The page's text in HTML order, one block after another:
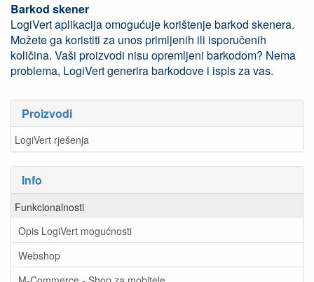
Proizvodi
LogiVert rješenja
Info
Funkcionalnosti
Opis LogiVert mogućnosti
Webshop
Barkod skener
LogiVert aplikacija omogućuje korištenje barkod skenera.
Možete ga koristiti za unos primljenih ili isporučenih
količina. Vaši proizvodi nisu opremljeni barkodom? Nema
problema, LogiVert generira barkodove i ispis za vas.